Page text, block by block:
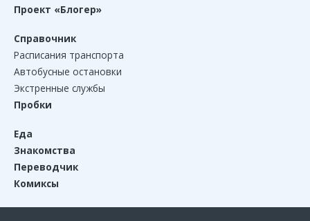
Проект «Блогер»
Справочник
Расписания транспорта
Автобусные остановки
Экстренные службы
Пробки
Еда
Знакомства
Переводчик
Комиксы